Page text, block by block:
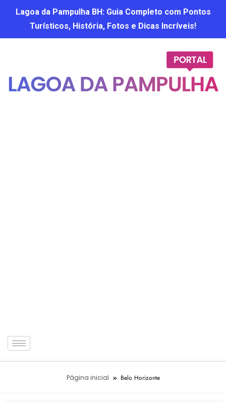
Lagoa da Pampulha BH: Guia Completo com Pontos
Turísticos, História, Fotos e Dicas Incríveis!
Página inicial Belo Horizonte